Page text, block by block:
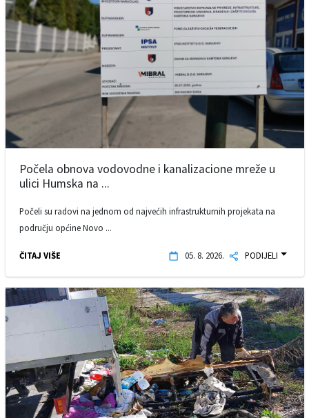
Počela obnova vodovodne i kanalizacione mreže u
ulici Humska na ...
Počeli su radovi na jednom od najvećih infrastrukturnih projekata na
području općine Novo ...
ČITAJ VIŠE 05. 8. 2026. PODIJELI